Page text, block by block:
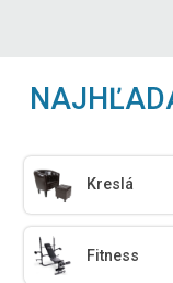
Kreslá
Fitness